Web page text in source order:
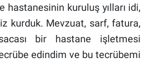
hastanesinin kuruluş yılları idi,
kurduk. Mevzuat, sarf, fatura,
bir hastane işletmesi
edindim ve bu tecrübemi